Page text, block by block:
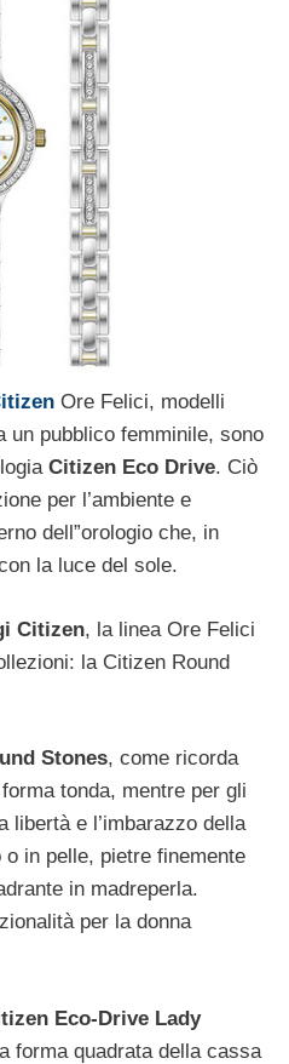
Ore Felici, modelli
un pubblico femminile, sono
Citizen Eco Drive. Ciò
per l’ambiente e
dell”orologio che, in
la luce del sole.
Citizen, la linea Ore Felici
la Citizen Round
Stones, come ricorda
tonda, mentre per gli
libertà e l’imbarazzo della
in pelle, pietre finemente
in madreperla.
per la donna
Eco-Drive Lady
forma quadrata della cassa